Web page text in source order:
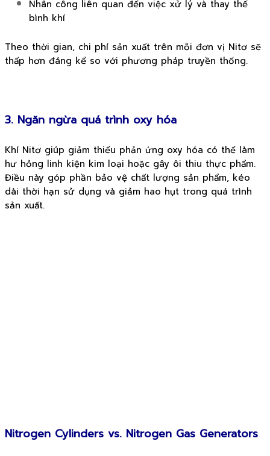
Nhân công liên quan đến việc xử lý và thay thế
bình khí
Theo thời gian, chi phí sản xuất trên mỗi đơn vị Nitơ sẽ
thấp hơn đáng kể so với phương pháp truyền thống.
3. Ngăn ngừa quá trình oxy hóa
Khí Nitơ giúp giảm thiểu phản ứng oxy hóa có thể làm
hư hỏng linh kiện kim loại hoặc gây ôi thiu thực phẩm.
Điều này góp phần bảo vệ chất lượng sản phẩm, kéo
dài thời hạn sử dụng và giảm hao hụt trong quá trình
sản xuất.
Nitrogen Cylinders vs. Nitrogen Gas Generators